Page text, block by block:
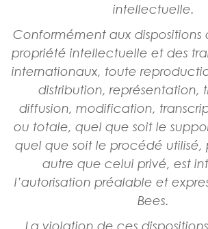
intellectuelle.
Conformément aux
propriété intellectuelle et des
internationaux, toute
distribution, représentation,
diffusion, modification,
ou totale, quel que soit le
quel que soit le procédé utilisé,
autre que celui privé, est
l’autorisation préalable et
Bees.
La violation de ces